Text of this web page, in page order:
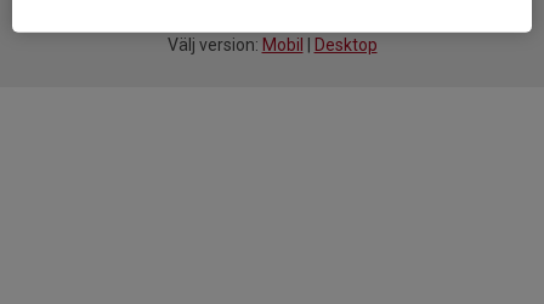
Välj version: Mobil Desktop